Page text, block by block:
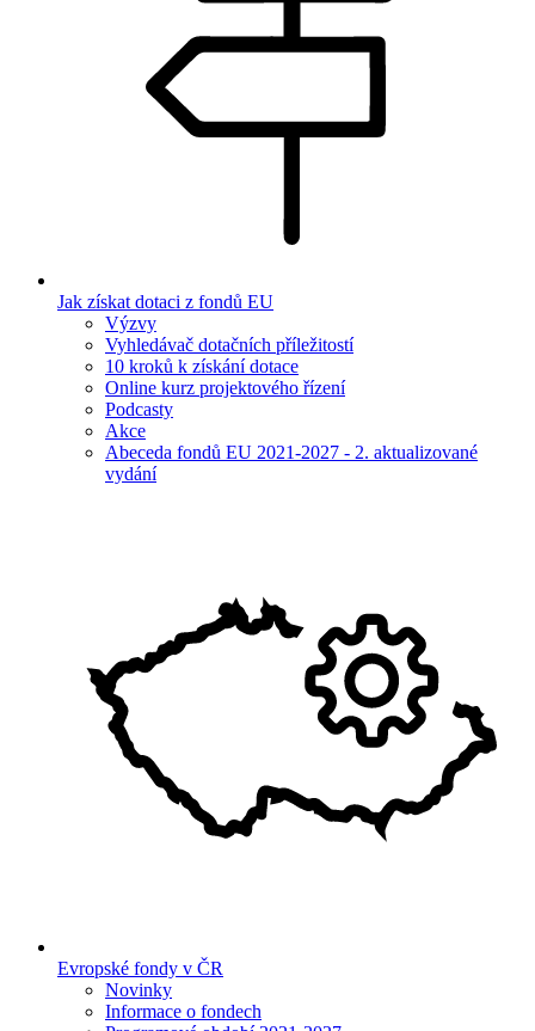
Jak získat dotaci z fondů EU
Výzvy
Vyhledávač dotačních příležitostí
10 kroků k získání dotace
Online kurz projektového řízení
Podcasty
Akce
Abeceda fondů EU 2021-2027 - 2. aktualizované
vydání
Evropské fondy v ČR
Novinky
Informace o fondech